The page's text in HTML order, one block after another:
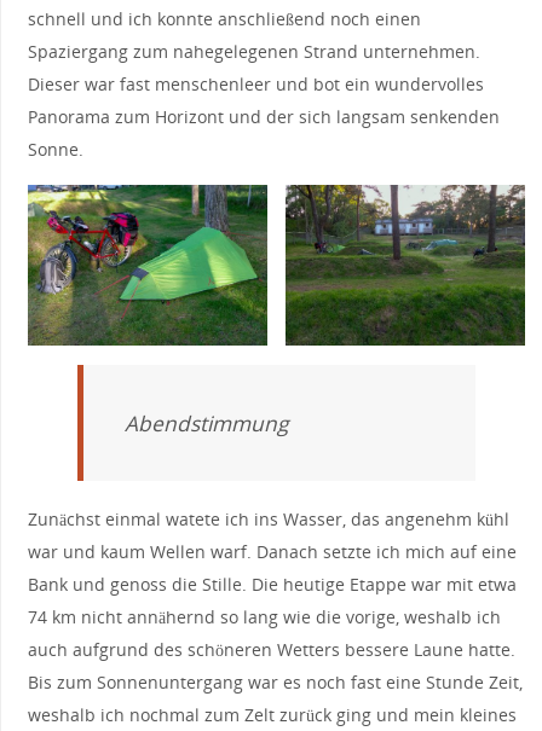
schnell und ich konnte anschließend noch einen
Spaziergang zum nahegelegenen Strand unternehmen.
Dieser war fast menschenleer und bot ein wundervolles
Panorama zum Horizont und der sich langsam senkenden
Sonne.
Abendstimmung
Zunächst einmal watete ich ins Wasser, das angenehm kühl
war und kaum Wellen warf. Danach setzte ich mich auf eine
Bank und genoss die Stille. Die heutige Etappe war mit etwa
74 km nicht annähernd so lang wie die vorige, weshalb ich
auch aufgrund des schöneren Wetters bessere Laune hatte.
Bis zum Sonnenuntergang war es noch fast eine Stunde Zeit,
weshalb ich nochmal zum Zelt zurück ging und mein kleines